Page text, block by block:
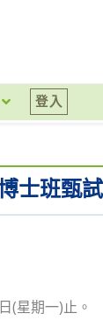
登入
士班甄
(星期一)止。